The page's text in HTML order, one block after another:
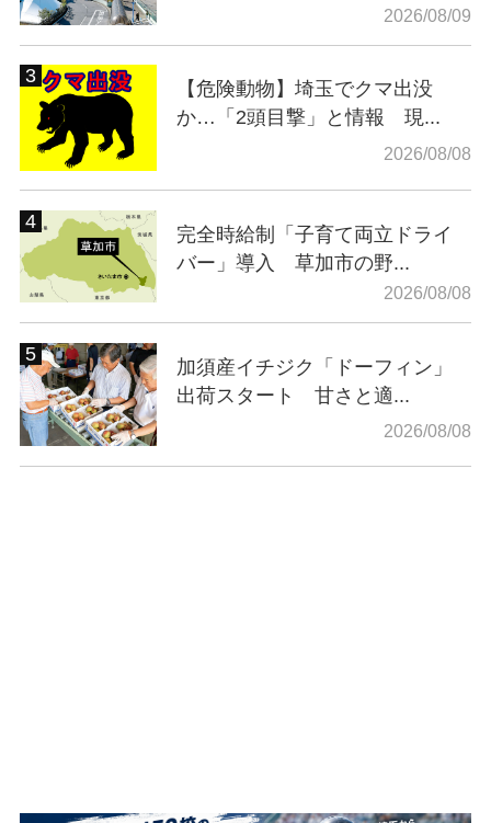
2026/08/09
【危険動物】埼玉でクマ出没
か…「2頭目撃」と情報 現...
2026/08/08
完全時給制「子育て両立ドライ
バー」導入 草加市の野...
2026/08/08
加須産イチジク「ドーフィン」
出荷スタート 甘さと適...
2026/08/08